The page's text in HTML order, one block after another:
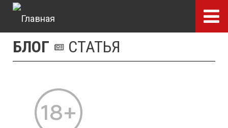
Перейти
основному
содержанию
БЛОГ СТАТЬЯ